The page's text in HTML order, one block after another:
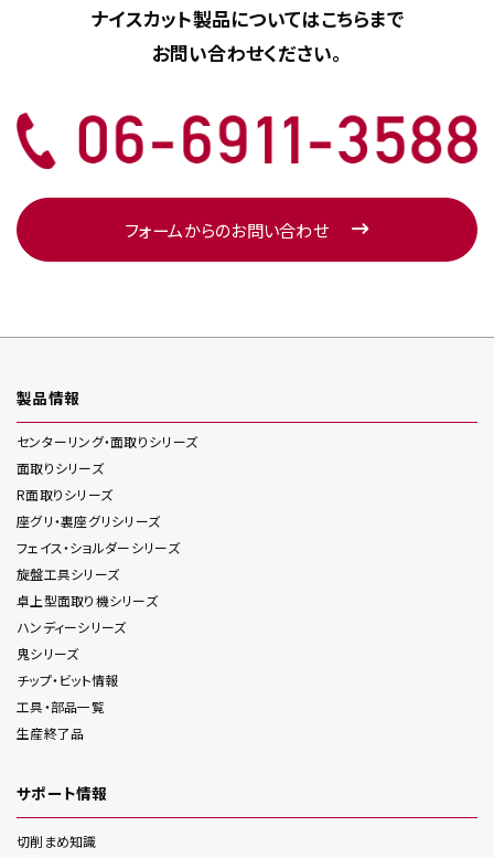
ナイスカット製品についてはこちらまで
お問い合わせください。
フォームからのお問い合わせ
製品情報
センターリング・面取りシリーズ
面取りシリーズ
R面取りシリーズ
座グリ・裏座グリシリーズ
フェイス・ショルダーシリーズ
旋盤工具シリーズ
卓上型面取り機シリーズ
ハンディーシリーズ
鬼シリーズ
チップ・ビット情報
工具・部品一覧
生産終了品
サポート情報
切削まめ知識